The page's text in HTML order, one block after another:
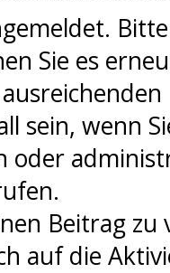
Sie es
sein, wenn
oder
Beitrag
auf die